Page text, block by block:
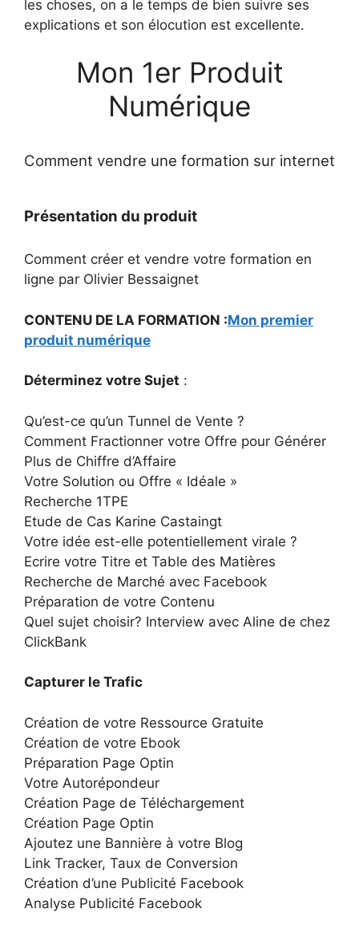
les choses, on a le temps de bien suivre ses
explications et son élocution est excellente.
Mon 1er Produit
Numérique
Comment vendre une formation sur internet
Présentation du produit
Comment créer et vendre votre formation en
ligne par Olivier Bessaignet
CONTENU DE LA FORMATION :Mon premier
produit numérique
Déterminez votre Sujet :
Qu’est-ce qu’un Tunnel de Vente ?
Comment Fractionner votre Offre pour Générer
Plus de Chiffre d’Affaire
Votre Solution ou Offre « Idéale »
Recherche 1TPE
Etude de Cas Karine Castaingt
Votre idée est-elle potentiellement virale ?
Ecrire votre Titre et Table des Matières
Recherche de Marché avec Facebook
Préparation de votre Contenu
Quel sujet choisir? Interview avec Aline de chez
ClickBank
Capturer le Trafic
Création de votre Ressource Gratuite
Création de votre Ebook
Préparation Page Optin
Votre Autorépondeur
Création Page de Téléchargement
Création Page Optin
Ajoutez une Bannière à votre Blog
Link Tracker, Taux de Conversion
Création d’une Publicité Facebook
Analyse Publicité Facebook